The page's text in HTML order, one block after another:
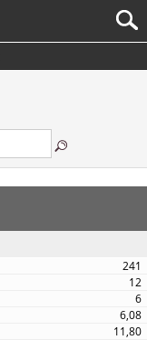
241
12
6
6,08
11,80